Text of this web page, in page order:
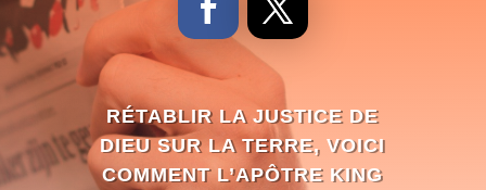
RÉTABLIR LA JUSTICE DE
DIEU SUR LA TERRE, VOICI
COMMENT L’APÔTRE KING